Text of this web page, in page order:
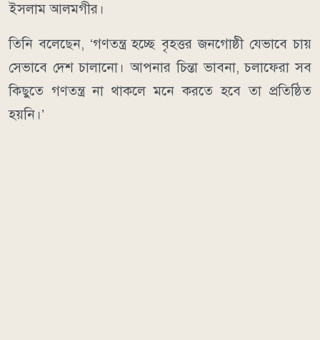
ইসলাম আলমগীর।
তিনি বলেছেন, ‘গণতন্ত্র হচ্ছে বৃহত্তর জনগোষ্ঠী যেভাবে চায়
সেভাবে দেশ চালানো। আপনার চিন্তা ভাবনা, চলাফেরা সব
কিছুতে গণতন্ত্র না থাকলে মনে করতে হবে তা প্রতিষ্ঠিত
হয়নি।’